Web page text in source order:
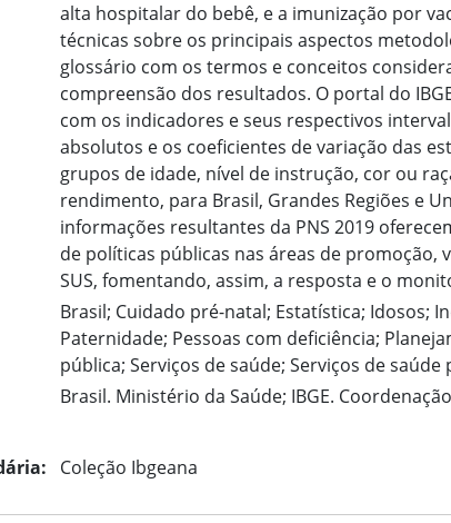
alta hospitalar do bebê, e a imunização por
técnicas sobre os principais aspectos
glossário com os termos e conceitos
compreensão dos resultados. O portal do
com os indicadores e seus respectivos
absolutos e os coeficientes de variação das
grupos de idade, nível de instrução, cor ou
rendimento, para Brasil, Grandes Regiões e
informações resultantes da PNS 2019
de políticas públicas nas áreas de promoção,
SUS, fomentando, assim, a resposta e o
Brasil; Cuidado pré-natal; Estatística; Idosos;
Paternidade; Pessoas com deficiência;
pública; Serviços de saúde; Serviços de
Brasil. Ministério da Saúde; IBGE.
Coleção Ibgeana